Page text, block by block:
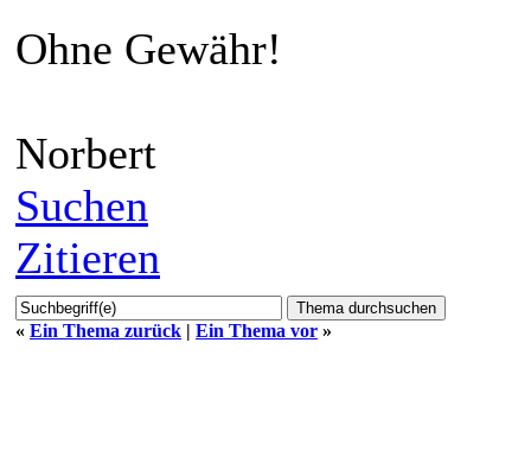
Ohne Gewähr!
Norbert
Suchen
Zitieren
« Ein Thema zurück | Ein Thema vor »